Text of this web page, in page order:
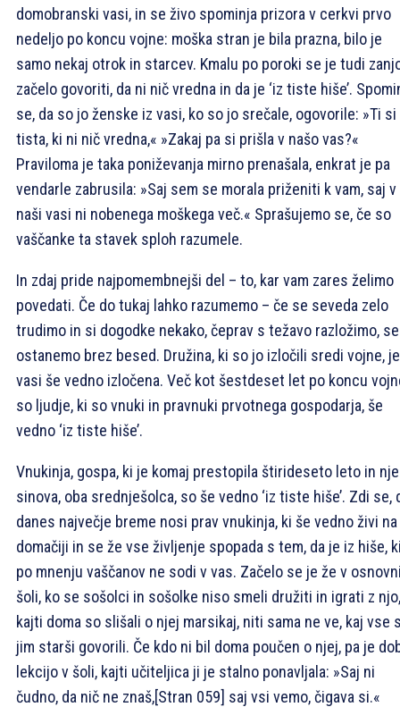
domobranski vasi, in se živo spominja prizora v cerkvi prvo
nedeljo po koncu vojne: moška stran je bila prazna, bilo je
samo nekaj otrok in starcev. Kmalu po poroki se je tudi
začelo govoriti, da ni nič vredna in da je ‘iz tiste hiše’.
se, da so jo ženske iz vasi, ko so jo srečale, ogovorile: »Ti si
tista, ki ni nič vredna,« »Zakaj pa si prišla v našo vas?«
Praviloma je taka poniževanja mirno prenašala, enkrat je pa
vendarle zabrusila: »Saj sem se morala priženiti k vam, saj v
naši vasi ni nobenega moškega več.« Sprašujemo se, če so
vaščanke ta stavek sploh razumele.
In zdaj pride najpomembnejši del – to, kar vam zares želimo
povedati. Če do tukaj lahko razumemo – če se seveda zelo
trudimo in si dogodke nekako, čeprav s težavo razložimo,
ostanemo brez besed. Družina, ki so jo izločili sredi vojne,
vasi še vedno izločena. Več kot šestdeset let po koncu
so ljudje, ki so vnuki in pravnuki prvotnega gospodarja, še
vedno ‘iz tiste hiše’.
Vnukinja, gospa, ki je komaj prestopila štirideseto leto in
sinova, oba srednješolca, so še vedno ‘iz tiste hiše’. Zdi se,
danes največje breme nosi prav vnukinja, ki še vedno živi na
domačiji in se že vse življenje spopada s tem, da je iz hiše,
po mnenju vaščanov ne sodi v vas. Začelo se je že v
šoli, ko se sošolci in sošolke niso smeli družiti in igrati z njo,
kajti doma so slišali o njej marsikaj, niti sama ne ve, kaj vse
jim starši govorili. Če kdo ni bil doma poučen o njej, pa je
lekcijo v šoli, kajti učiteljica ji je stalno ponavljala: »Saj ni
čudno, da nič ne znaš,[Stran 059] saj vsi vemo, čigava si.«